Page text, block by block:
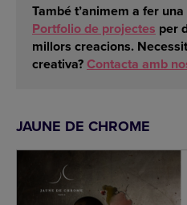
També t’animem a fer
Portfolio de projectes per
millors creacions.
creativa?Contacta amb
JAUNE DE CHROME